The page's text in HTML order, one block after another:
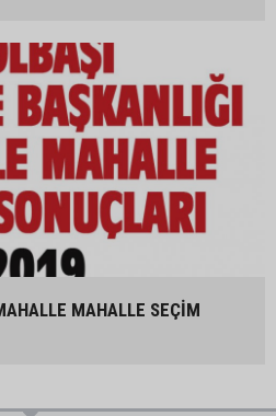
MAHALLE SEÇİM